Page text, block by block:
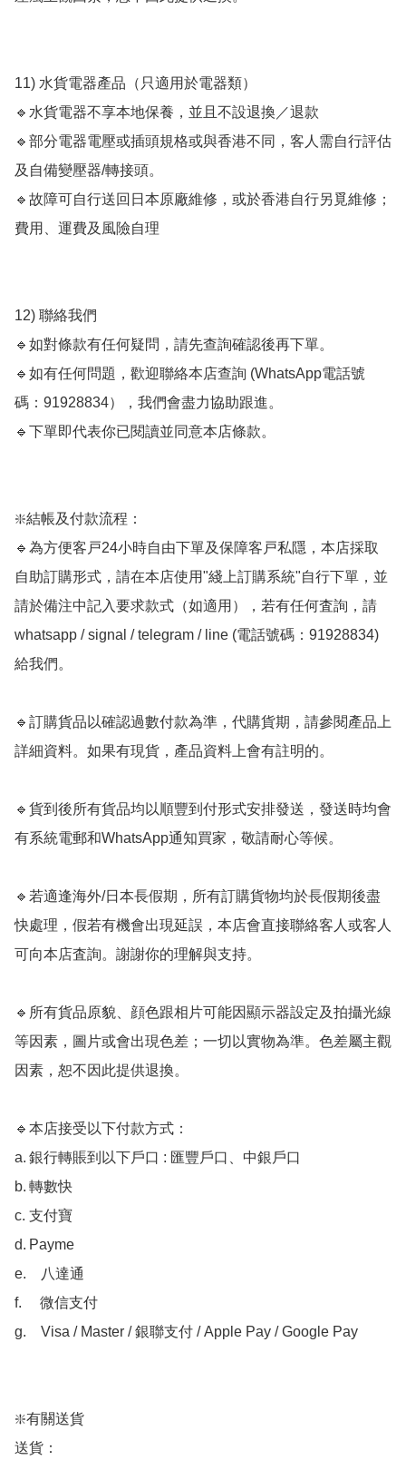
11) 水貨電器產品（只適用於電器類）
🔹水貨電器不享本地保養，並且不設退換／退款
🔹部分電器電壓或插頭規格或與香港不同，客人需自行評估
及自備變壓器/轉接頭。
🔹故障可自行送回日本原廠維修，或於香港自行另覓維修；
費用、運費及風險自理
12) 聯絡我們
🔹如對條款有任何疑問，請先查詢確認後再下單。
🔹如有任何問題，歡迎聯絡本店查詢 (WhatsApp電話號
碼：91928834），我們會盡力協助跟進。
🔹下單即代表你已閱讀並同意本店條款。
❇️結帳及付款流程：
🔹為方便客戸24小時自由下單及保障客戸私隱，本店採取
自助訂購形式，請在本店使用"綫上訂購系統"自行下單，並
請於備注中記入要求款式（如適用），若有任何査詢，請
whatsapp / signal / telegram / line (電話號碼：91928834)
給我們。
🔹訂購貨品以確認過數付款為準，代購貨期，請參閱產品上
詳細資料。如果有現貨，產品資料上會有註明的。
🔹貨到後所有貨品均以順豐到付形式安排發送，發送時均會
有系統電郵和WhatsApp通知買家，敬請耐心等候。
🔹若適逢海外/日本長假期，所有訂購貨物均於長假期後盡
快處理，假若有機會出現延誤，本店會直接聯絡客人或客人
可向本店査詢。謝謝你的理解與支持。
🔹所有貨品原貌、顔色跟相片可能因顯示器設定及拍攝光線
等因素，圖片或會出現色差；一切以實物為準。色差屬主觀
因素，恕不因此提供退換。
🔹本店接受以下付款方式：
a.	銀行轉賬到以下戶口 : 匯豐戶口、中銀戶口
b.	轉數快
c.	支付寶
d.	Payme
e.    八達通
f.     微信支付
g.    Visa / Master / 銀聯支付 / Apple Pay / Google Pay
❇️有關送貨
送貨：